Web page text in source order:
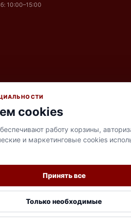
10:00–15:00
cookies
работу корзины,
и маркетинговые cookies
Принять все
Только необходимые